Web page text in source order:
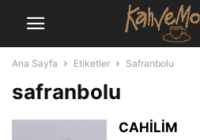
Ana Sayfa Etiketler Safranbolu
safranbolu
CAHİLİM